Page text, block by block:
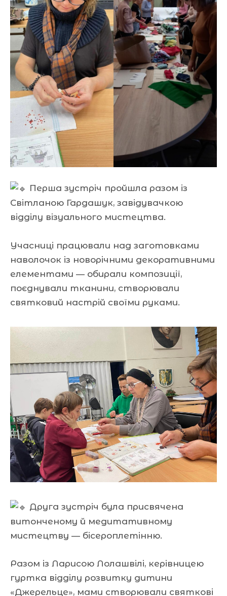
Перша зустріч пройшла разом із
Світланою Гардашук, завідувачкою
відділу візуального мистецтва.
Учасниці працювали над заготовками
наволочок із новорічними декоративними
елементами — обирали композиції,
поєднували тканини, створювали
святковий настрій своїми руками.
Друга зустріч була присвячена
витонченому й медитативному
мистецтву — бісероплетінню.
Разом із Ларисою Лолашвілі, керівницею
гуртка відділу розвитку дитини
«Джерельце», мами створювали святкові